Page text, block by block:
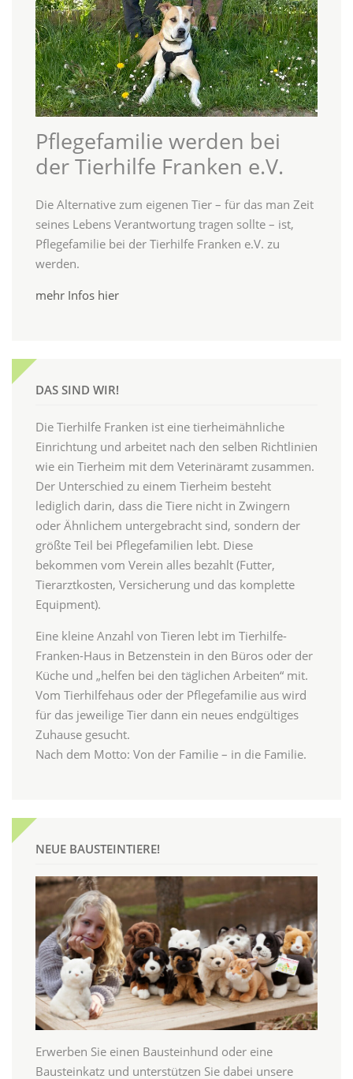
Pflegefamilie werden bei
der Tierhilfe Franken e.V.
Die Alternative zum eigenen Tier – für das man Zeit
seines Lebens Verantwortung tragen sollte – ist,
Pflegefamilie bei der Tierhilfe Franken e.V. zu
werden.
mehr Infos hier
DAS SIND WIR!
Die Tierhilfe Franken ist eine tierheimähnliche
Einrichtung und arbeitet nach den selben Richtlinien
wie ein Tierheim mit dem Veterinäramt zusammen.
Der Unterschied zu einem Tierheim besteht
lediglich darin, dass die Tiere nicht in Zwingern
oder Ähnlichem untergebracht sind, sondern der
größte Teil bei Pflegefamilien lebt. Diese
bekommen vom Verein alles bezahlt (Futter,
Tierarztkosten, Versicherung und das komplette
Equipment).
Eine kleine Anzahl von Tieren lebt im Tierhilfe-
Franken-Haus in Betzenstein in den Büros oder der
Küche und „helfen bei den täglichen Arbeiten“ mit.
Vom Tierhilfehaus oder der Pflegefamilie aus wird
für das jeweilige Tier dann ein neues endgültiges
Zuhause gesucht.
Nach dem Motto: Von der Familie – in die Familie.
NEUE BAUSTEINTIERE!
Erwerben Sie einen Bausteinhund oder eine
Bausteinkatz und unterstützen Sie dabei unsere